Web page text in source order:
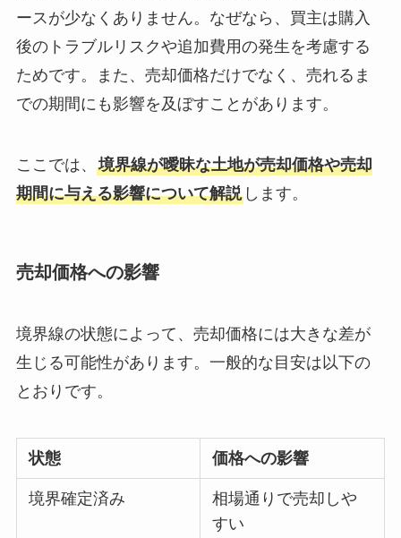
ースが少なくありません。なぜなら、買主は購入
後のトラブルリスクや追加費用の発生を考慮する
ためです。また、売却価格だけでなく、売れるま
での期間にも影響を及ぼすことがあります。
ここでは、 境界線が曖昧な土地が売却価格や売却
期間に与える影響について解説します。
売却価格への影響
境界線の状態によって、売却価格には大きな差が
生じる可能性があります。一般的な目安は以下の
とおりです。
状態 価格への影響
境界確定済み
相場通りで売却しや
すい